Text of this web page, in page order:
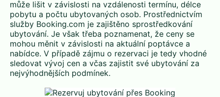
může lišit v závislosti na vzdálenosti termínu, délce
pobytu a počtu ubytovaných osob. Prostřednictvím
služby Booking.com je zajištěno sprostředkování
ubytování. Je však třeba poznamenat, že ceny se
mohou měnit v závislosti na aktuální poptávce a
nabídce. V případě zájmu o rezervaci je tedy vhodné
sledovat vývoj cen a včas zajistit své ubytování za
nejvýhodnějších podmínek.